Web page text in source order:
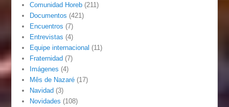
Comunidad Horeb (211)
Documentos (421)
Encuentros (7)
Entrevistas (4)
Equipe internacional (11)
Fraternidad (7)
Imágenes (4)
Mês de Nazaré (17)
Navidad (3)
Novidades (108)